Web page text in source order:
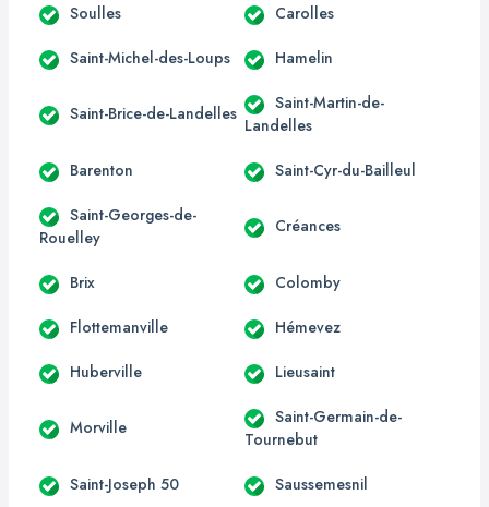
Soulles Carolles
Saint-Michel-des-Loups Hamelin
Saint-Brice-de-Landelles
Saint-Martin-de-
Landelles
Barenton Saint-Cyr-du-Bailleul
Saint-Georges-de-
Rouelley
Créances
Brix Colomby
Flottemanville Hémevez
Huberville Lieusaint
Morville
Saint-Germain-de-
Tournebut
Saint-Joseph 50 Saussemesnil